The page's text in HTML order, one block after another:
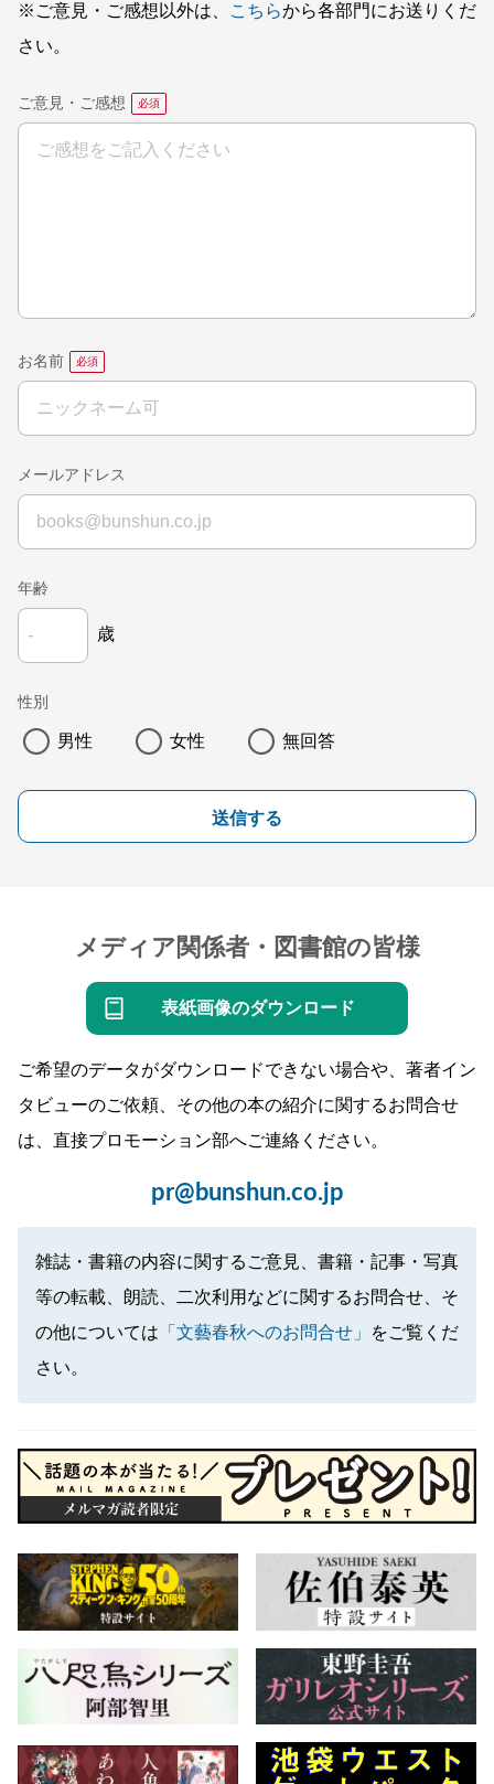
※ご意見・ご感想以外は、
こちらから各部門にお送りくだ
さい。
ご意見・ご感想
お名前
メールアドレス
年齢
歳
性別
男性 女性 無回答
送信する
メディア関係者・図書館の皆様
表紙画像のダウンロード
ご希望のデータがダウンロードできない場合や、著者イン
タビューのご依頼、その他の本の紹介に関するお問合せ
は、直接プロモーション部へご連絡ください。
pr@bunshun.co.jp
雑誌・書籍の内容に関するご意見、書籍・記事・写真
等の転載、朗読、二次利用などに関するお問合せ、そ
の他については 「文藝春秋へのお問合せ」
をご覧くだ
さい。